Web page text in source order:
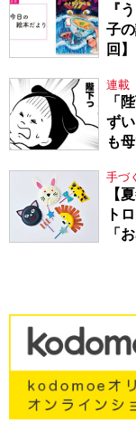
『
子
回】
連載
「
ず
も
手づ
【
ト
「